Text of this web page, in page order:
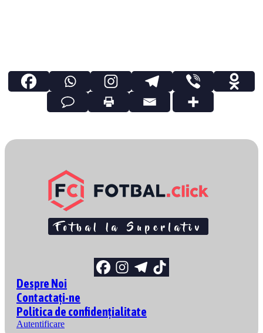
Despre Noi
Contactați-ne
Politica de confidențialitate
Autentificare